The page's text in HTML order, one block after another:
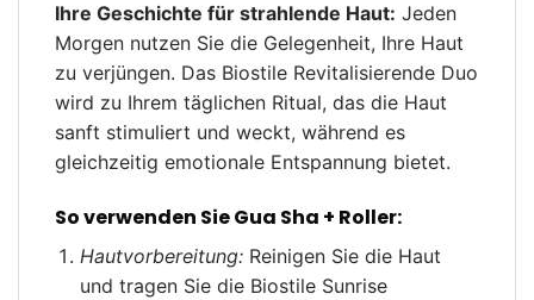
Ihre Geschichte für strahlende Haut: Jeden
Morgen nutzen Sie die Gelegenheit, Ihre Haut
zu verjüngen. Das Biostile Revitalisierende Duo
wird zu Ihrem täglichen Ritual, das die Haut
sanft stimuliert und weckt, während es
gleichzeitig emotionale Entspannung bietet.
So verwenden Sie Gua Sha + Roller:
Hautvorbereitung:Reinigen Sie die Haut
und tragen Sie die Biostile Sunrise